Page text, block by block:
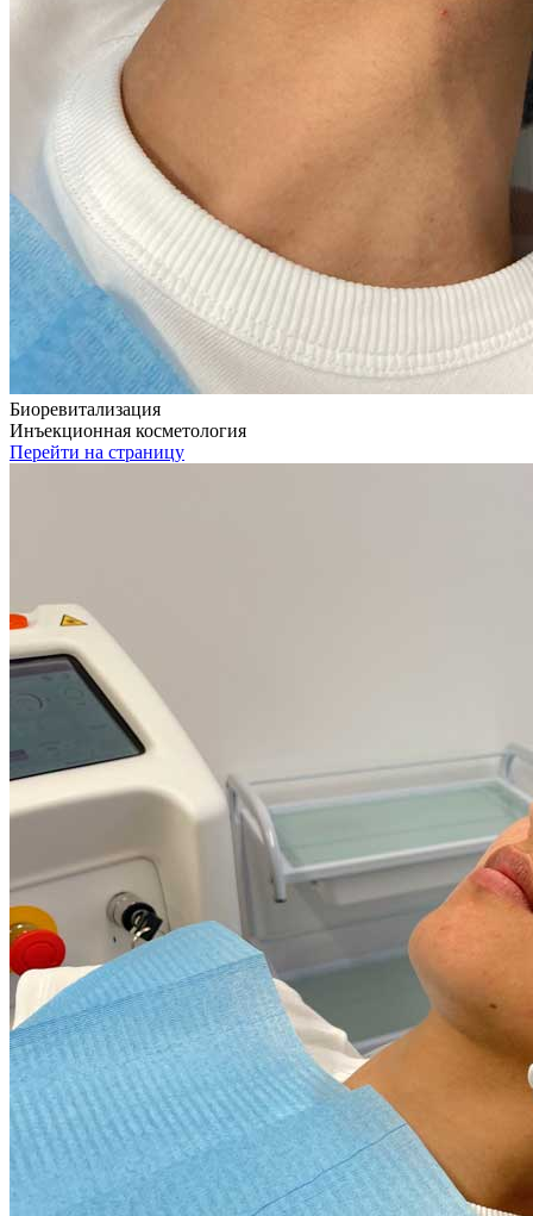
Биоревитализация
Инъекционная косметология
Перейти на страницу